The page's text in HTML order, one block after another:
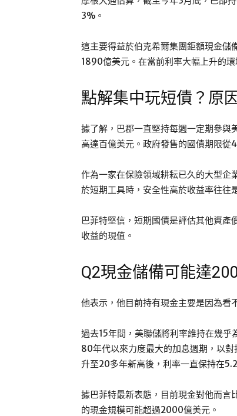
3%。
這主要得益於伯克希爾集團鉅額現金儲
1890億美元。在當前利率大幅上升的
點解集中玩短債？原
據了解，巴郡一直堅持每週一定期參
高達百億美元。政府發售的國債期限從
作為一家在保險領域耕耘已久的大型企
於短期工具時，安全性高於收益率往往
巴菲特堅信，短期國債是評估其他資
收益的現值。
Q2現金儲備可能達
他表示，他目前持有現金主要是因為看
過去15年間，美聯儲將利率維持在幾
80年代以來力度最大的加息週期，以
升至20多年新高後，利率一直保持在
據巴菲特最新表態，目前現金對他而言
的現金規模可能超過2000億美元。